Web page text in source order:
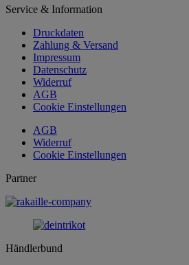
Service & Information
Druckdaten
Zahlung & Versand
Impressum
Datenschutz
Widerruf
AGB
Cookie Einstellungen
AGB
Widerruf
Cookie Einstellungen
Partner
Händlerbund